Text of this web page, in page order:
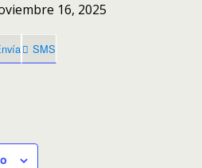
16, 2025
SMS